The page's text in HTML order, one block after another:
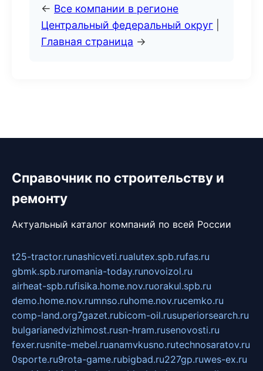
← Все компании в регионе
Центральный федеральный округ
Главная страница →
Справочник по строительству и
ремонту
Актуальный каталог компаний по всей России
t25-tractor.runashicveti.rualutex.spb.rufas.ru
gbmk.spb.ruromania-today.runovoizol.ru
airheat-spb.rufisika.home.nov.ruorakul.spb.ru
demo.home.nov.rumnso.ruhome.nov.rucemko.ru
comp-land.org7gazet.rubicom-oil.rusuperiorsearch.ru
bulgarianedvizhimost.rusn-hram.rusenovosti.ru
fexer.rusnite-mebel.ruanamvkusno.rutechnosaratov.ru
0sporte.ru9rota-game.rubigbad.ru227gp.ruwes-ex.ru